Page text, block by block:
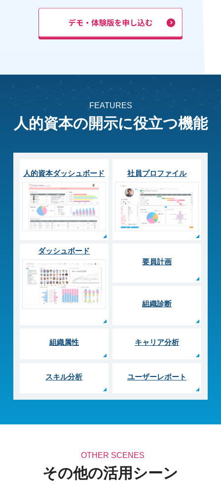
FEATURES
人的資本の開示に役立つ機能
人的資本ダッシュボード 社員プロファイル
ダッシュボード
要員計画
組織診断
組織属性 キャリア分析
スキル分析 ユーザーレポート
その他の活用シーン
OTHER SCENES